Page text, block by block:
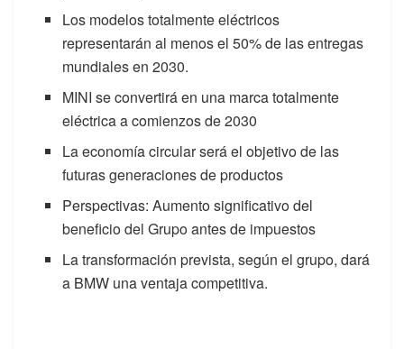
Los modelos totalmente eléctricos
representarán al menos el 50% de las entregas
mundiales en 2030.
MINI se convertirá en una marca totalmente
eléctrica a comienzos de 2030
La economía circular será el objetivo de las
futuras generaciones de productos
Perspectivas: Aumento significativo del
beneficio del Grupo antes de impuestos
La transformación prevista, según el grupo, dará
a BMW una ventaja competitiva.